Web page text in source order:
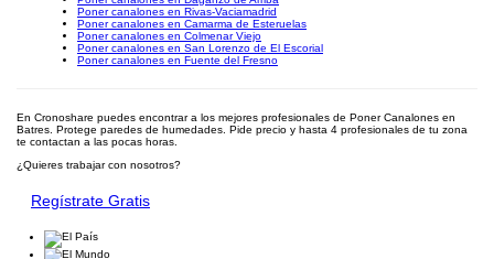
Poner canalones en Rivas-Vaciamadrid
Poner canalones en Camarma de Esteruelas
Poner canalones en Colmenar Viejo
Poner canalones en San Lorenzo de El Escorial
Poner canalones en Fuente del Fresno
En Cronoshare puedes encontrar a los mejores profesionales de Poner Canalones en
Batres. Protege paredes de humedades. Pide precio y hasta 4 profesionales de tu zona
te contactan a las pocas horas.
¿Quieres trabajar con nosotros?
Regístrate Gratis